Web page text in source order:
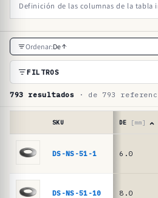
Definición de las columnas de la tabla
T
a
l
a
e
Ordenar:De
FILTROS
793 resultados · de 793
muelles
SKU DE [mm]
DS-NS-51-1 6.0
DS-NS-51-10 8.0